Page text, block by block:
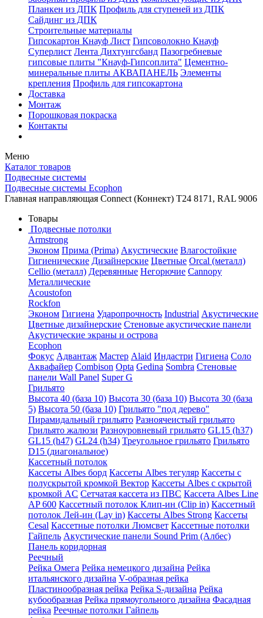
Планкен из ДПК Профиль для ступеней из ДПК
Сайдинг из ДПК
Строительные материалы
Гипсокартон Кнауф Лист Гипсоволокно Кнауф
Суперлист Лента Дихтунгсбанд Пазогребневые
гипсовые плиты "Кнауф-Гипсоплита" Цементно-
минеральные плиты АКВАПАНЕЛЬ Элементы
крепления Профиль для гипсокартона
Доставка
Монтаж
Порошковая покраска
Контакты
Меню
Каталог товаров
Подвесные системы
Подвесные системы Ecophon
Главная направляющая Connect (Коннект) T24 8171, RAL 9006
Товары
Подвесные потолки
Armstrong
Эконом Прима (Prima) Акустические Влагостойкие
Гигиенические Дизайнерские Цветные Orcal (металл)
Cellio (металл) Деревянные Негорючие Cannopy
Металлические
Acoustofon
Rockfon
Эконом Гигиена Ударопрочность Industrial Акустические
Цветные дизайнерские Стеновые акустические панели
Акустические экраны и острова
Ecophon
Фокус Адвантаж Мастер Alaid Индастри Гигиена Соло
Аквафайер Combison Opta Gedina Sombra Стеновые
панели Wall Panel Super G
Грильято
Высота 40 (база 10) Высота 30 (база 10) Высота 30 (база
5) Высота 50 (база 10) Грильято "под дерево"
Пирамидальный грильято Разноячеистый грильято
Грильято жалюзи Разноуровневый грильято GL15 (h37)
GL15 (h47) GL24 (h34) Треугольное грильято Грильято
D15 (диагональное)
Кассетный потолок
Кассеты Albes борд Кассеты Albes тегуляр Кассеты с
полускрытой кромкой Вектор Кассеты Albes с скрытой
кромкой AC Сетчатая кассета из ПВС Кассета Albes Line
AP 600 Кассетный потолок Клип-ин (Clip in) Кассетный
потолок Лей-ин (Lay in) Кассеты Albes Strong Кассеты
Cesal Кассетные потолки Люмсвет Кассетные потолки
Гайпель Акустические панели Sound Prim (Албес)
Панель коридорная
Реечный
Рейка Омега Рейка немецкого дизайна Рейка
итальянского дизайна V-образная рейка
Пластинообразная рейка Рейка S-дизайна Рейка
кубообразная Рейка прямоугольного дизайна Фасадная
рейка Реечные потолки Гайпель